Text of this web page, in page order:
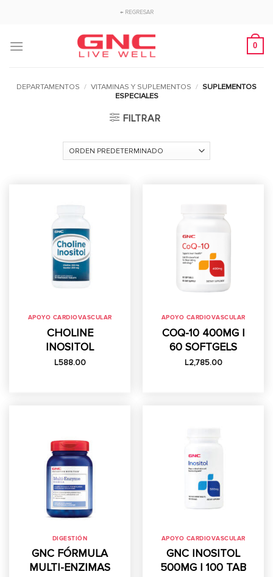
← REGRESAR
0
DEPARTAMENTOS / VITAMINAS Y SUPLEMENTOS / SUPLEMENTOS
ESPECIALES
FILTRAR
APOYO CARDIOVASCULAR
CHOLINE
INOSITOL
L588.00
APOYO CARDIOVASCULAR
COQ-10 400MG |
60 SOFTGELS
L2,785.00
DIGESTIÓN
GNC FÓRMULA
MULTI-ENZIMAS
APOYO CARDIOVASCULAR
GNC INOSITOL
500MG | 100 TAB